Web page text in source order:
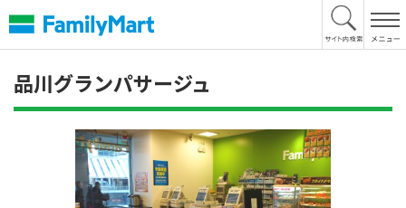
文
へ
品川グランパサージュ